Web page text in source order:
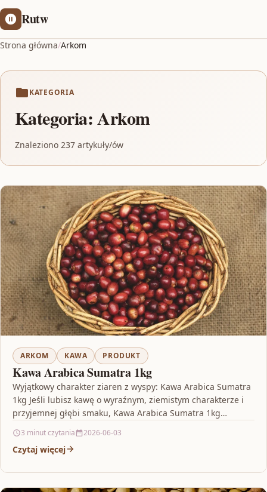
Rutw
Strona główna/Arkom
KATEGORIA
Kategoria:Arkom
Znaleziono 237 artykuły/ów
ARKOM KAWA PRODUKT
Kawa Arabica Sumatra 1kg
Wyjątkowy charakter ziaren z wyspy: Kawa Arabica Sumatra
1kg Jeśli lubisz kawę o wyraźnym, ziemistym charakterze i
przyjemnej głębi smaku, Kawa Arabica Sumatra 1kg…
3 minut czytania 2026-06-03
Czytaj więcej